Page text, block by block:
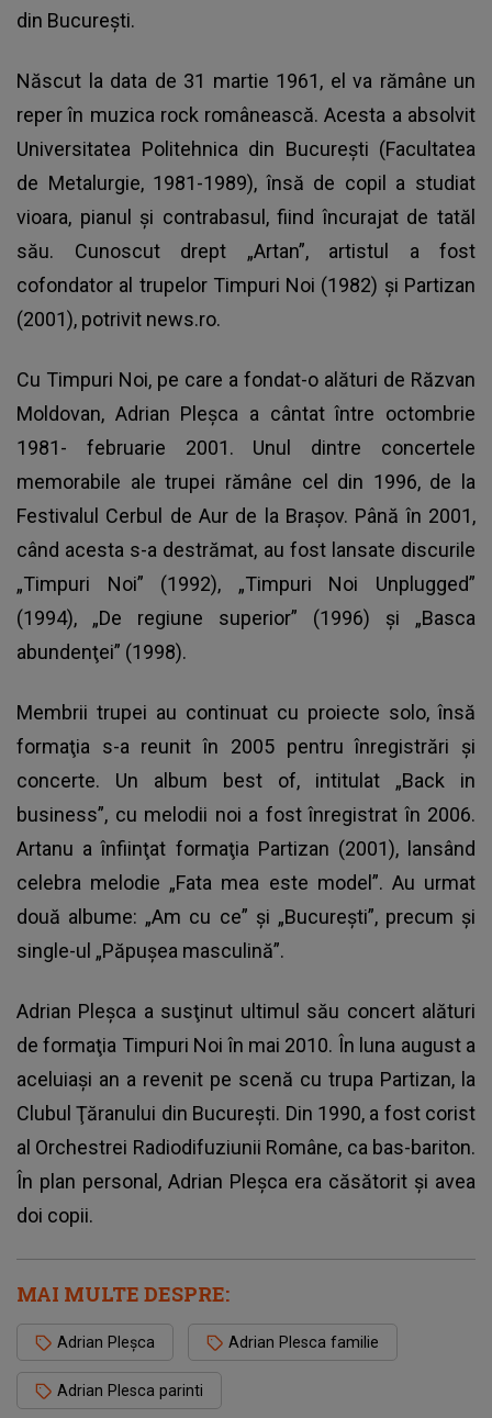
din București.
Născut la data de 31 martie 1961, el va rămâne un
reper în muzica rock românească. Acesta a absolvit
Universitatea Politehnica din București (Facultatea
de Metalurgie, 1981-1989), însă de copil a studiat
vioara, pianul și contrabasul, fiind încurajat de tatăl
său. Cunoscut drept „Artan”, artistul a fost
cofondator al trupelor Timpuri Noi (1982) şi Partizan
(2001), potrivit news.ro.
Cu Timpuri Noi, pe care a fondat-o alături de Răzvan
Moldovan, Adrian Pleșca a cântat între octombrie
1981- februarie 2001. Unul dintre concertele
memorabile ale trupei rămâne cel din 1996, de la
Festivalul Cerbul de Aur de la Braşov. Până în 2001,
când acesta s-a destrămat, au fost lansate discurile
„Timpuri Noi” (1992), „Timpuri Noi Unplugged”
(1994), „De regiune superior” (1996) şi „Basca
abundenţei” (1998).
Membrii trupei au continuat cu proiecte solo, însă
formaţia s-a reunit în 2005 pentru înregistrări şi
concerte. Un album best of, intitulat „Back in
business”, cu melodii noi a fost înregistrat în 2006.
Artanu a înfiinţat formaţia Partizan (2001), lansând
celebra melodie „Fata mea este model”. Au urmat
două albume: „Am cu ce” şi „Bucureşti”, precum şi
single-ul „Păpuşea masculină”.
Adrian Pleşca a susţinut ultimul său concert alături
de formaţia Timpuri Noi în mai 2010. În luna august a
aceluiaşi an a revenit pe scenă cu trupa Partizan, la
Clubul Ţăranului din Bucureşti. Din 1990, a fost corist
al Orchestrei Radiodifuziunii Române, ca bas-bariton.
În plan personal, Adrian Pleșca era căsătorit şi avea
doi copii.
MAI MULTE DESPRE:
Adrian Pleșca Adrian Plesca familie
Adrian Plesca parinti